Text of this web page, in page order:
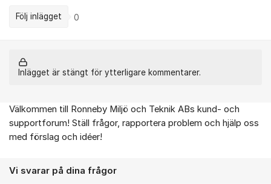
Följ inlägget 0
Inlägget är stängt för ytterligare kommentarer.
Om forumet
Välkommen till Ronneby Miljö och Teknik ABs kund- och
supportforum! Ställ frågor, rapportera problem och hjälp oss
med förslag och idéer!
Vi svarar på dina frågor